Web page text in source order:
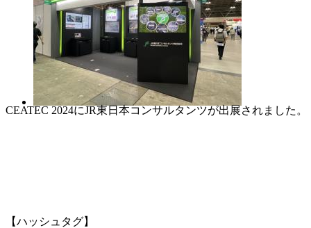
CEATEC 2024にJR東日本コンサルタンツが出展されました。
【ハッシュタグ】